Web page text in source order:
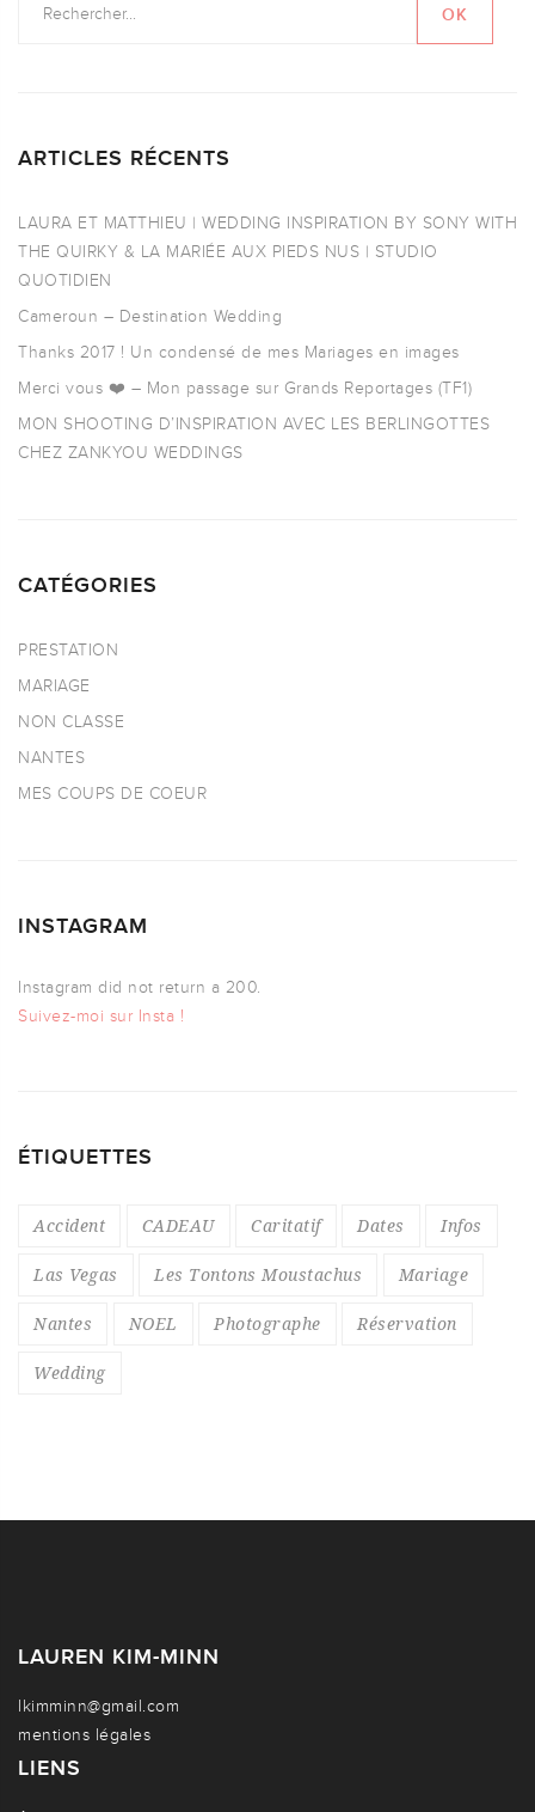
ARTICLES RÉCENTS
LAURA ET MATTHIEU | WEDDING INSPIRATION BY SONY WITH
THE QUIRKY & LA MARIÉE AUX PIEDS NUS | STUDIO
QUOTIDIEN
Cameroun – Destination Wedding
Thanks 2017 ! Un condensé de mes Mariages en images
Merci vous ❤️ – Mon passage sur Grands Reportages (TF1)
MON SHOOTING D’INSPIRATION AVEC LES BERLINGOTTES
CHEZ ZANKYOU WEDDINGS
CATÉGORIES
PRESTATION
MARIAGE
NON CLASSE
NANTES
MES COUPS DE COEUR
INSTAGRAM
Instagram did not return a 200.
Suivez-moi sur Insta !
ÉTIQUETTES
Accident CADEAU Caritatif Dates Infos
Las Vegas Les Tontons Moustachus Mariage
Nantes NOEL Photographe Réservation
Wedding
LAUREN KIM-MINN
lkimminn@gmail.com
mentions légales
LIENS